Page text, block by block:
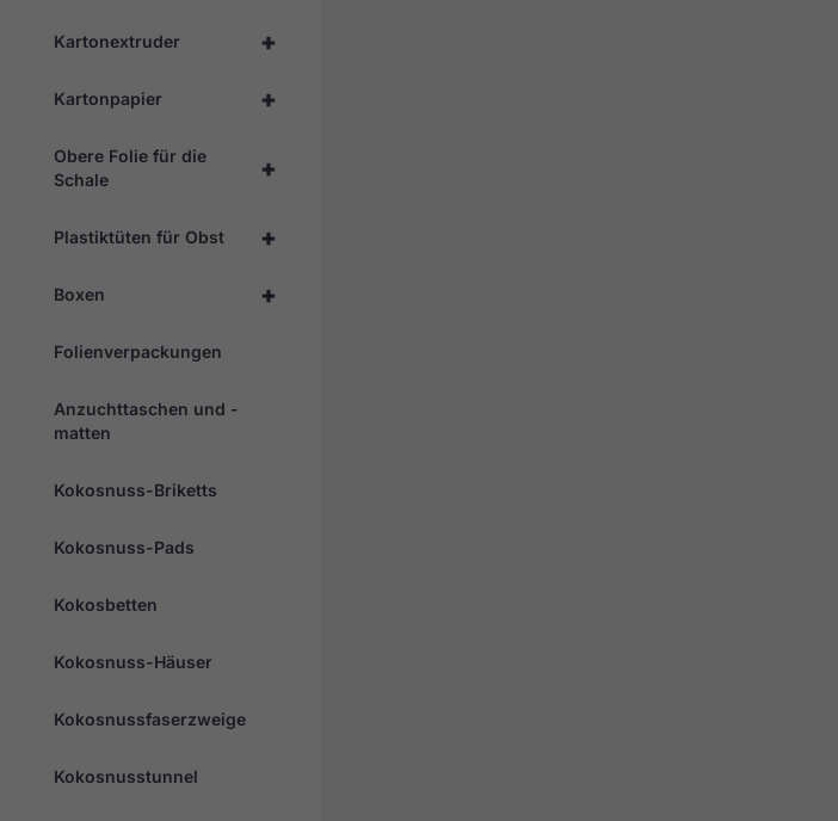
+
Kartonextruder
+
Kartonpapier
+
Obere Folie für die
Schale
+
Plastiktüten für Obst
+
Boxen
Folienverpackungen
Anzuchttaschen und -
matten
Kokosnuss-Briketts
Kokosnuss-Pads
Kokosbetten
Kokosnuss-Häuser
Kokosnussfaserzweige
Kokosnusstunnel